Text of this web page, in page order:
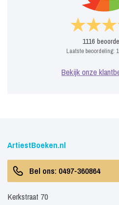
1116
Laatste beoordeling:
Bekijk onze
ArtiestBoeken.nl
Bel ons: 0497-360864
Kerkstraat 70